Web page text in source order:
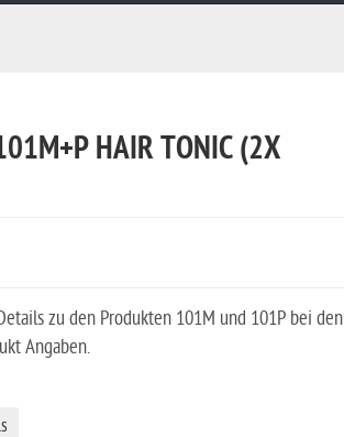
HAIR TONIC (2X
zu den Produkten 101M und 101P bei den
Angaben.